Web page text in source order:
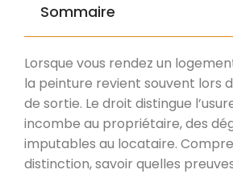
Sommaire
Lorsque vous rendez un
la peinture revient souvent lors
de sortie. Le droit distingue
incombe au propriétaire, des
imputables au locataire.
distinction, savoir quelles